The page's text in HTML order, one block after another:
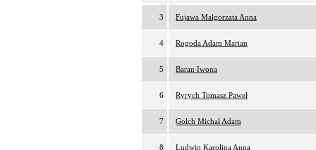
3 Fujawa Małgorzata Anna
4 Rogoda Adam Marian
5 Baran Iwona
6 Ryrych Tomasz Paweł
7 Golch Michał Adam
8 Ludwin Karolina Anna